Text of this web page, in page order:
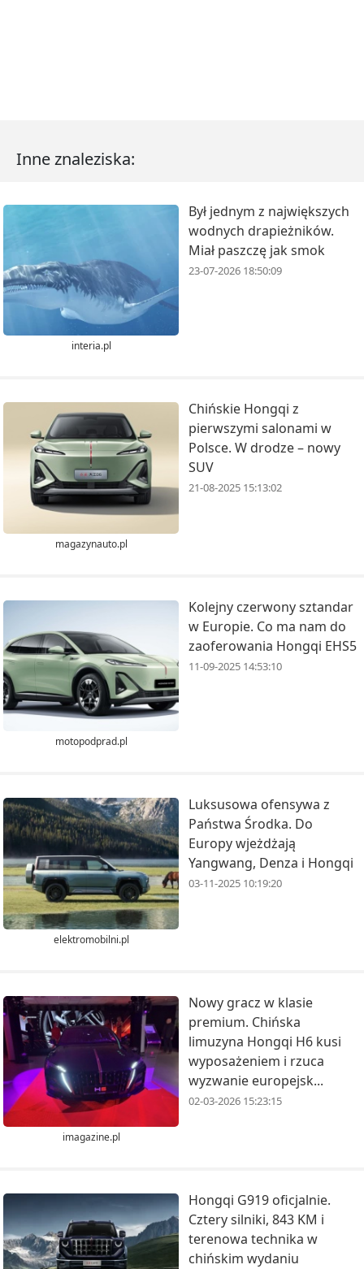
Inne znaleziska:
interia.pl
Był jednym z największych
wodnych drapieżników.
Miał paszczę jak smok
23-07-2026 18:50:09
magazynauto.pl
Chińskie Hongqi z
pierwszymi salonami w
Polsce. W drodze – nowy
SUV
21-08-2025 15:13:02
motopodprad.pl
Kolejny czerwony sztandar
w Europie. Co ma nam do
zaoferowania Hongqi EHS5
11-09-2025 14:53:10
elektromobilni.pl
Luksusowa ofensywa z
Państwa Środka. Do
Europy wjeżdżają
Yangwang, Denza i Hongqi
03-11-2025 10:19:20
imagazine.pl
Nowy gracz w klasie
premium. Chińska
limuzyna Hongqi H6 kusi
wyposażeniem i rzuca
wyzwanie europejsk...
02-03-2026 15:23:15
Hongqi G919 oficjalnie.
Cztery silniki, 843 KM i
terenowa technika w
chińskim wydaniu